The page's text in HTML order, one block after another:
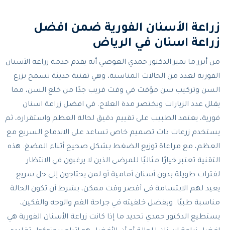
زراعة الأسنان الفورية ضمن افضل
زراعة اسنان في الرياض
من أبرز ما يميز الدكتور حمدي العوضي أنه يقدم خدمة زراعة الأسنان
الفورية لعدد من الحالات المناسبة، وهي تقنية حديثة تسمح بزرع
السن وتركيب سن مؤقت في وقت قريب جدًا من خلع السن، مما
يقلل عدد الزيارات ويختصر مدة العلاج. في افضل زراعة اسنان
فورية، يعتمد الطبيب على تقييم دقيق لحالة العظم واستقراره، ثم
يستخدم زرعات ذات تصميم خاص تساعد على الاندماج السريع مع
العظم، مع مراعاة توزيع الضغط بشكل صحيح أثناء المضغ. هذه
التقنية تعتبر خيارًا مثاليًا للمرضى الذين لا يرغبون في الانتظار
لفترات طويلة بدون أسنان أمامية أو لمن يحتاجون إلى حل سريع
يعيد لهم الابتسامة في أقصر وقت ممكن، بشرط أن تكون الحالة
مناسبة طبيًا. وبفضل خلفيته في جراحة الفم والوجه والفكين،
يستطيع الدكتور حمدي تحديد ما إذا كانت زراعة الأسنان الفورية هي